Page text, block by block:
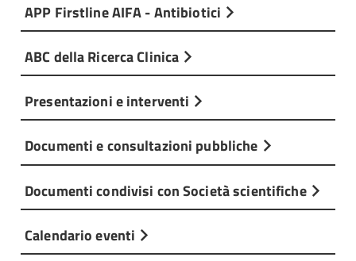
APP Firstline AIFA - Antibiotici
ABC della Ricerca Clinica
Presentazioni e interventi
Documenti e consultazioni pubbliche
Documenti condivisi con Società scientifiche
Calendario eventi